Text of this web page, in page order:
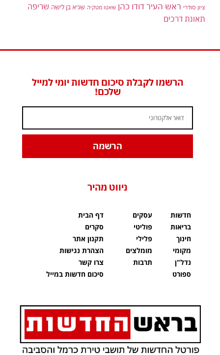
ציון סודרי ראש העיר דודו כהן שאטו מטקיה שגיא בן לישה שריפה
תאונת דרכים
הרשמו לקבלת סיכום חדשות יומי למייל
שלכם!
הרשמה
ניווט מהיר
חדשות
בריאות
חינוך
מקומי
נדל"ן
ספורט
עסקים
פוליטי
פלילי
מומלצים
תרבות
דף הבית
סקרים
תקנון אתר
הצהרת נגישות
צרו קשר
סיכום חדשות במייל